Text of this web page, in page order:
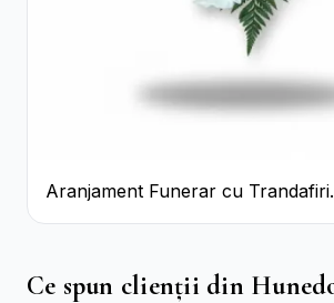
Aranjament Funerar cu Trandafiri
Albi Crizanteme Galbene și Crini
Ce spun clienții din